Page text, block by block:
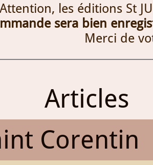
Attention, les éditions St
sera bien
Merci de
Articles
Corentin